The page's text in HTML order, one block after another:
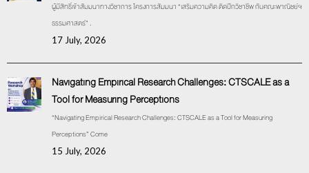
ผู้มีสิทธิ์เข้าสัมมนาทางวิชาการ โครงการสัมมนา “เสริมความคิด ติดปีกวิชาชีพ กับคณะพาณิชย์ฯ
ธรรมศาสตร์” .
17 July, 2026
Navigating Empirical Research Challenges: CTSCALE as a
Tool for Measuring Perceptions
“Navigating Empirical Research Challenges: CTSCALE as a Tool for Measuring
Perceptions” Come
15 July, 2026